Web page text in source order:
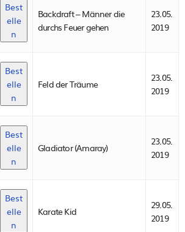
Best
elle
n
Backdraft – Männer die
durchs Feuer gehen
23.05.
2019
Best
elle
n
Feld der Träume
23.05.
2019
Best
elle
n
Gladiator (Amaray)
23.05.
2019
Best
elle
n
Karate Kid
29.05.
2019